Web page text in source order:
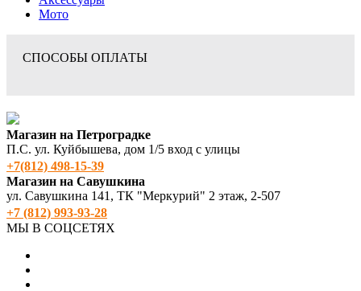
Мото
СПОСОБЫ ОПЛАТЫ
Магазин на Петроградке
П.С. ул. Куйбышева, дом 1/5 вход с улицы
+7(812) 498‑15-39
Магазин на Савушкина
ул. Савушкина 141, ТК "Меркурий" 2 этаж, 2-507
+7 (812) 993-93-28
МЫ В СОЦСЕТЯХ